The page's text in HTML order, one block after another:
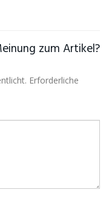
zum Artikel?
Erforderliche